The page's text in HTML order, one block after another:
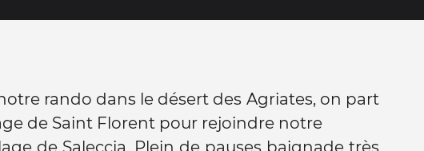
rando dans le désert des Agriates, on part
de Saint Florent pour rejoindre notre